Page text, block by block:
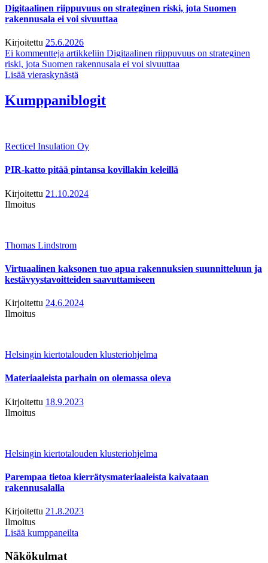
Digitaalinen riippuvuus on strateginen riski, jota Suomen
rakennusala ei voi sivuuttaa
Kirjoitettu 25.6.2026
Ei kommentteja artikkeliin Digitaalinen riippuvuus on strateginen
riski, jota Suomen rakennusala ei voi sivuuttaa
Lisää vieraskynästä
Kumppaniblogit
Recticel Insulation Oy
PIR-katto pitää pintansa kovillakin keleillä
Kirjoitettu 21.10.2024
Ilmoitus
Thomas Lindstrom
Virtuaalinen kaksonen tuo apua rakennuksien suunnitteluun ja
kestävyystavoitteiden saavuttamiseen
Kirjoitettu 24.6.2024
Ilmoitus
Helsingin kiertotalouden klusteriohjelma
Materiaaleista parhain on olemassa oleva
Kirjoitettu 18.9.2023
Ilmoitus
Helsingin kiertotalouden klusteriohjelma
Parempaa tietoa kierrätysmateriaaleista kaivataan
rakennusalalla
Kirjoitettu 21.8.2023
Ilmoitus
Lisää kumppaneilta
Näkökulmat